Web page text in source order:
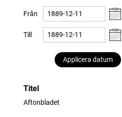
Från
Till
Applicera datum
Titel
Aftonbladet
träffar